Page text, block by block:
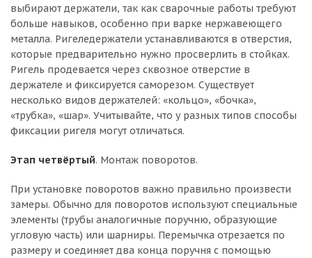
выбирают держатели, так как сварочные работы требуют
больше навыков, особенно при варке нержавеющего
металла. Ригеледержатели устанавливаются в отверстия,
которые предварительно нужно просверлить в стойках.
Ригель продевается через сквозное отверстие в
держателе и фиксируется саморезом. Существует
несколько видов держателей: «кольцо», «бочка»,
«трубка», «шар». Учитывайте, что у разных типов способы
фиксации ригеля могут отличаться.
Этап четвёртый. Монтаж поворотов.
При установке поворотов важно правильно произвести
замеры. Обычно для поворотов используют специальные
элементы (трубы аналогичные поручню, образующие
угловую часть) или шарниры. Перемычка отрезается по
размеру и соединяет два конца поручня с помощью